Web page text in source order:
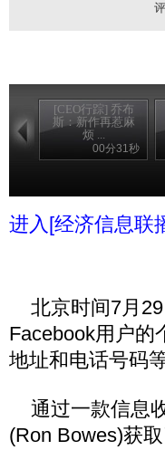
[CEO行踪] 乔布
斯：新作再惹麻
烦 ...
00分31秒
进入[经济信息联
北京时间7月29
Facebook用户的
地址和电话号码等
通过一款信息
(Ron Bowes)获